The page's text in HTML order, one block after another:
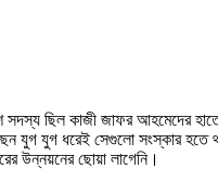
সদস্য ছিল কাজী জাফর
যুগ ধরেই সেগুলো সংস্কার হতে
উন্নয়নের ছোয়া লাগেনি।